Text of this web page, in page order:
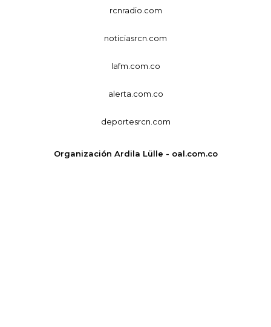
rcnradio.com
noticiasrcn.com
lafm.com.co
alerta.com.co
deportesrcn.com
Organización Ardila Lülle - oal.com.co